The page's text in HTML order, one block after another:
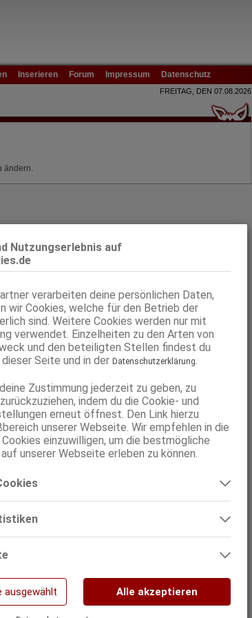
Nutzungserlebnis auf
verarbeiten deine persönlichen Daten,
wir Cookies, welche für den Betrieb der
sind. Weitere Cookies werden nur mit
verwendet. Einzelheiten zu den Arten von
und den beteiligten Stellen findest du
Seite und in der Datenschutzerklärung.
Zustimmung jederzeit zu geben, zu
indem du die Cookie- und
erneut öffnest. Den Link hierzu
unserer Webseite. Wir empfehlen in die
einzuwilligen, um die bestmögliche
unserer Webseite erleben zu können.
sind alle notwendigen Cookies, die für den Betrieb
kann ohne diese Cookies nicht richtig
sind Cookies, die der Analyse der
dienen. Sie helfen den Webseiten-Besitzern zu
gesammelt und gemeldet werden.
auf unserer Webseite nutzen, können Informationen über
ausgewählt Alle akzeptieren
Inserieren Forum Impressum Datenschutz
FREITAG, DEN 07.08.2026
ändern.